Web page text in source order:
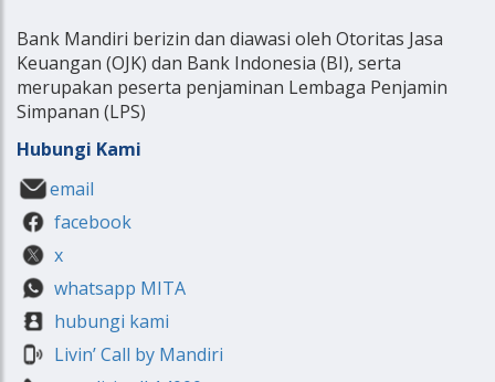
Bank Mandiri berizin dan diawasi oleh Otoritas Jasa
Keuangan (OJK) dan Bank Indonesia (BI), serta
merupakan peserta penjaminan Lembaga Penjamin
Simpanan (LPS)
Hubungi Kami
email
facebook
x
whatsapp MITA
hubungi kami
Livin’ Call by Mandiri